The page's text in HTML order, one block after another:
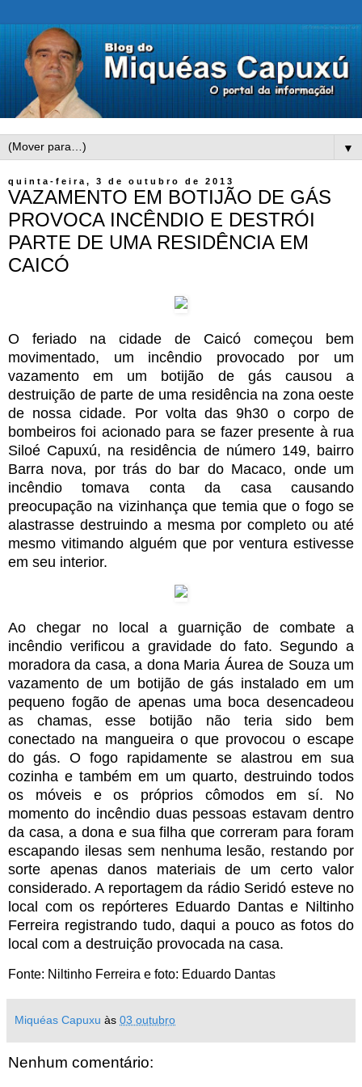
▼
quinta-feira, 3 de outubro de 2013
VAZAMENTO EM BOTIJÃO DE GÁS
PROVOCA INCÊNDIO E DESTRÓI
PARTE DE UMA RESIDÊNCIA EM
CAICÓ
O feriado na cidade de Caicó começou bem
movimentado, um incêndio provocado por um
vazamento em um botijão de gás causou a
destruição de parte de uma residência na zona oeste
de nossa cidade. Por volta das 9h30 o corpo de
bombeiros foi acionado para se fazer presente à rua
Siloé Capuxú, na residência de número 149, bairro
Barra nova, por trás do bar do Macaco, onde um
incêndio tomava conta da casa causando
preocupação na vizinhança que temia que o fogo se
alastrasse destruindo a mesma por completo ou até
mesmo vitimando alguém que por ventura estivesse
em seu interior.
Ao chegar no local a guarnição de combate a
incêndio verificou a gravidade do fato. Segundo a
moradora da casa, a dona Maria Áurea de Souza um
vazamento de um botijão de gás instalado em um
pequeno fogão de apenas uma boca desencadeou
as chamas, esse botijão não teria sido bem
conectado na mangueira o que provocou o escape
do gás. O fogo rapidamente se alastrou em sua
cozinha e também em um quarto, destruindo todos
os móveis e os próprios cômodos em sí. No
momento do incêndio duas pessoas estavam dentro
da casa, a dona e sua filha que correram para foram
escapando ilesas sem nenhuma lesão, restando por
sorte apenas danos materiais de um certo valor
considerado. A reportagem da rádio Seridó esteve no
local com os repórteres Eduardo Dantas e Niltinho
Ferreira registrando tudo, daqui a pouco as fotos do
local com a destruição provocada na casa.
Fonte: Niltinho Ferreira e foto: Eduardo Dantas
Miquéas Capuxu às 03 outubro
Nenhum comentário: